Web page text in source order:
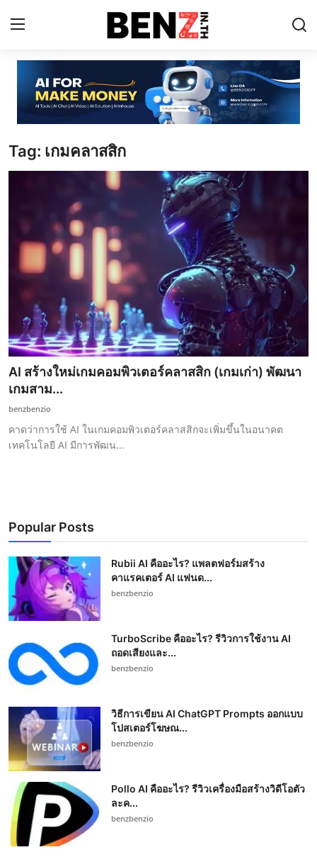
Home
Contact
AI Tools
ChatGPT Prompts
ข่าว AI รอบโลก
ThaiGPT Builder
คอร์สเรียน ChatGPT
Tag: เกมคลาสสิก
AI สร้างใหม่เกมคอมพิวเตอร์คลาสสิก (เกมเก่า) พัฒนา
เกมสาม...
benzbenzio
คาดว่าการใช้ AI ในเกมคอมพิวเตอร์คลาสสิกจะเพิ่มขึ้นในอนาคต
เทคโนโลยี AI มีการพัฒน...
Popular Posts
Rubii AI คืออะไร? แพลตฟอร์มสร้าง
คาแรคเตอร์ AI แฟนด...
benzbenzio
TurboScribe คืออะไร? รีวิวการใช้งาน AI
ถอดเสียงและ...
benzbenzio
วิธีการเขียน AI ChatGPT Prompts ออกแบบ
โปสเตอร์โฆษณ...
benzbenzio
Pollo AI คืออะไร? รีวิวเครื่องมือสร้างวิดีโอตัว
ละค...
benzbenzio